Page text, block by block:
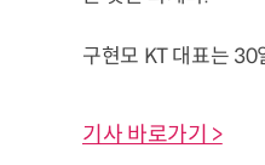
구현모 KT 대표는 30
기사 바로가기 >